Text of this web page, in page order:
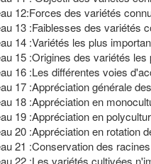
12:Forces des variétés
13 :Faiblesses des variétés
14 :Variétés les plus
15 :Origines des variétés
16 :Les différentes voies
17 :Appréciation générale
18 :Appréciation en
19 :Appréciation en
20 :Appréciation en rotation
21 :Conservation des
22 :Les variétés cultivées